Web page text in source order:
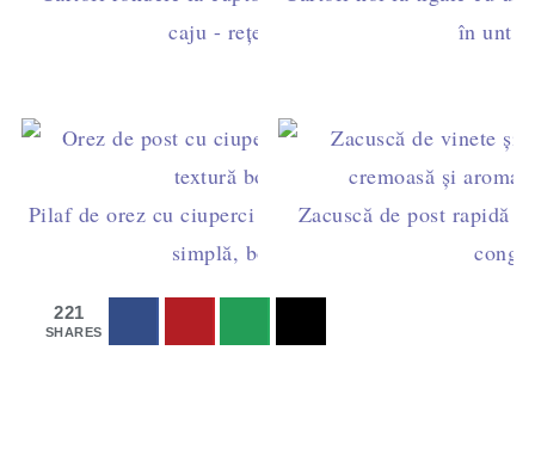
caju - rețetă de post
în unt
Pilaf de orez cu ciuperci de post la cuptor – rețetă
simplă, bob cu bob
Zacuscă de post rapidă
221
SHARES